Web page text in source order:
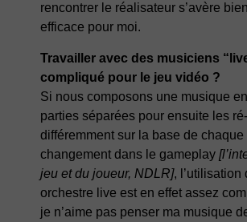
rencontrer le réalisateur s’avère
efficace pour moi.
Travailler avec des musiciens
compliqué pour le jeu vidéo ?
Si nous composons une musique
parties séparées pour ensuite les
différemment sur la base de chaque
changement dans le gameplay
jeu et du joueur, NDLR], l’utilisation
orchestre live est en effet assez
je n’aime pas penser ma musique